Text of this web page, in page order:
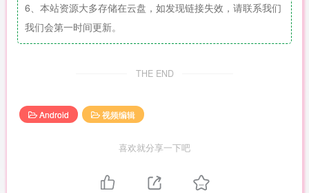
6、本站资源大多存储在云盘，如发现链接失效，请联系我们
我们会第一时间更新。
THE END
Android 视频编辑
喜欢就分享一下吧